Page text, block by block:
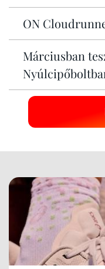
ON
Márciusban